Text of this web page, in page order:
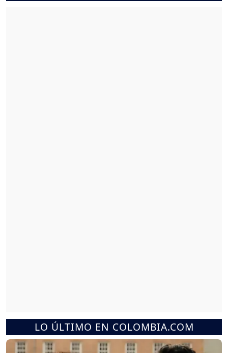
LO ÚLTIMO EN COLOMBIA.COM